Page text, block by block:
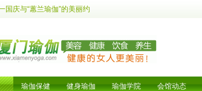
国庆与“蕙兰瑜伽”的美丽约
瑜伽保健 健身瑜伽 瑜伽学院 会馆动态